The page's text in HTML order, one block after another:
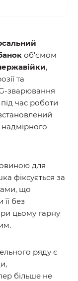
об'ємом
,
та
зварювання
під час роботи
для
фіксується за
що
без
цьому гарну
ряду є
більше не